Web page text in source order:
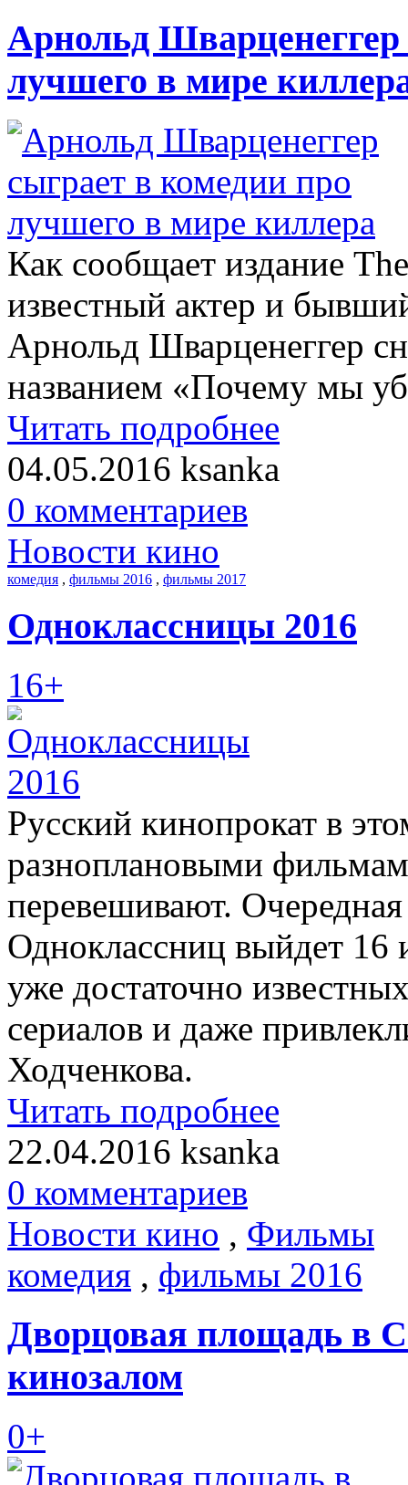
Арнольд
лучшего в мире
Как сообщает издание
известный актер и
Арнольд Шварценеггер
названием «Почему мы
Читать подробнее
04.05.2016 ksanka
0 комментариев
Новости кино
комедия , фильмы 2016 , фильмы 2017
Одноклассницы 2016
16+
Русский кинопрокат в
разноплановыми
перевешивают.
Одноклассниц выйдет 16
уже достаточно
сериалов и даже
Ходченкова.
Читать подробнее
22.04.2016 ksanka
0 комментариев
Новости кино , Фильмы
комедия , фильмы 2016
Дворцовая площадь в
кинозалом
0+